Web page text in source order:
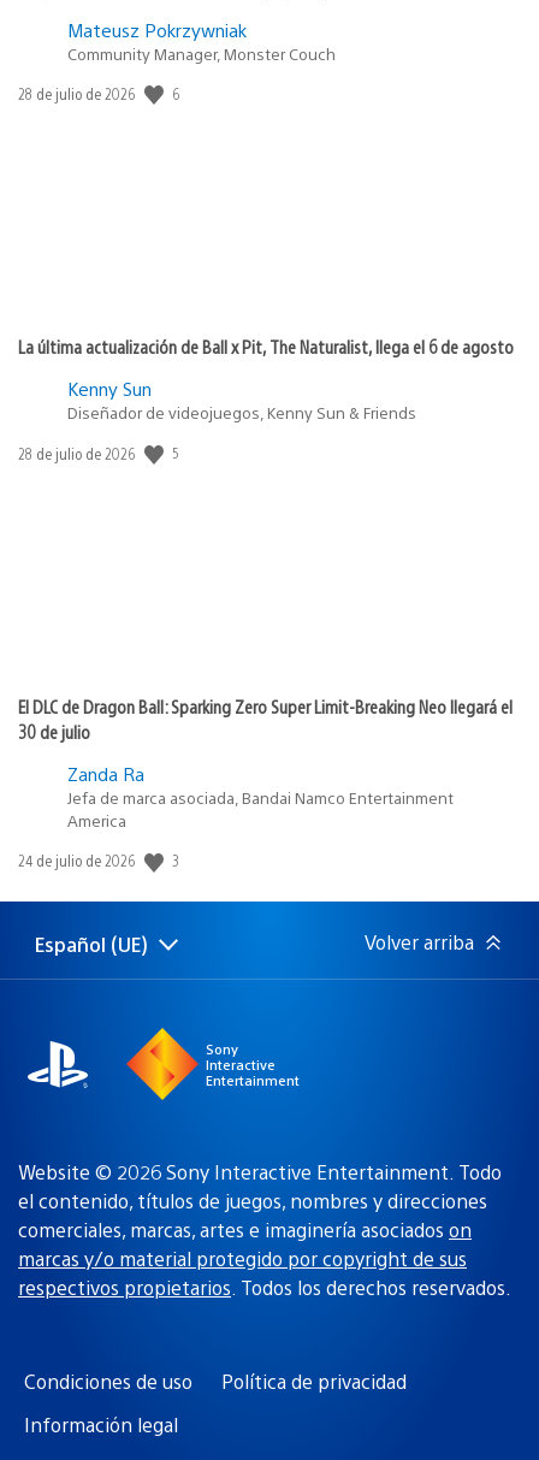
Mateusz Pokrzywniak
Community Manager, Monster Couch
Fecha
28 de julio de 2026 6
La última actualización de Ball x Pit, The Naturalist, llega el 6 de agosto
Kenny Sun
Diseñador de videojuegos, Kenny Sun & Friends
Fecha
28 de julio de 2026 5
El DLC de Dragon Ball: Sparking Zero Super Limit-Breaking Neo llegará el
30 de julio
Zanda Ra
Jefa de marca asociada, Bandai Namco Entertainment
America
Fecha
publicación:
24 de julio de 2026 3
Selecciona
una
Región
actual:
Español (UE) Volver arriba
Sony
Interactive
Entertainment
Website © 2026 Sony Interactive Entertainment. Todo
el contenido, títulos de juegos, nombres y direcciones
comerciales, marcas, artes e imaginería asociados on
marcas y/o material protegido por copyright de sus
respectivos propietarios. Todos los derechos reservados.
Condiciones de uso
Política de privacidad
Información legal